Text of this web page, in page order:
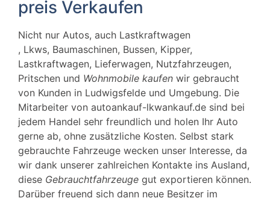
preis Verkaufen
Nicht nur Autos, auch Lastkraftwagen
, Lkws, Baumaschinen, Bussen, Kipper,
Lastkraftwagen, Lieferwagen, Nutzfahrzeugen,
Pritschen und Wohnmobile kaufen wir gebraucht
von Kunden in Ludwigsfelde und Umgebung. Die
Mitarbeiter von autoankauf-lkwankauf.de sind bei
jedem Handel sehr freundlich und holen Ihr Auto
gerne ab, ohne zusätzliche Kosten. Selbst stark
gebrauchte Fahrzeuge wecken unser Interesse, da
wir dank unserer zahlreichen Kontakte ins Ausland,
diese Gebrauchtfahrzeuge gut exportieren können.
Darüber freuend sich dann neue Besitzer im